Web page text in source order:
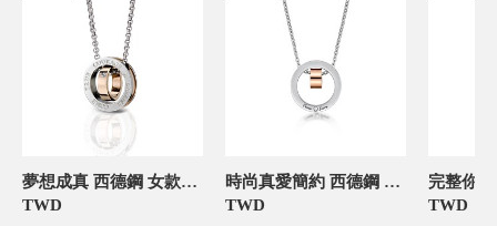
夢想成真 西德鋼 女款情侶項鍊/對鍊
TWD
時尚真愛簡約 西德鋼 女款情侶項鍊/對鍊
TWD
TWD